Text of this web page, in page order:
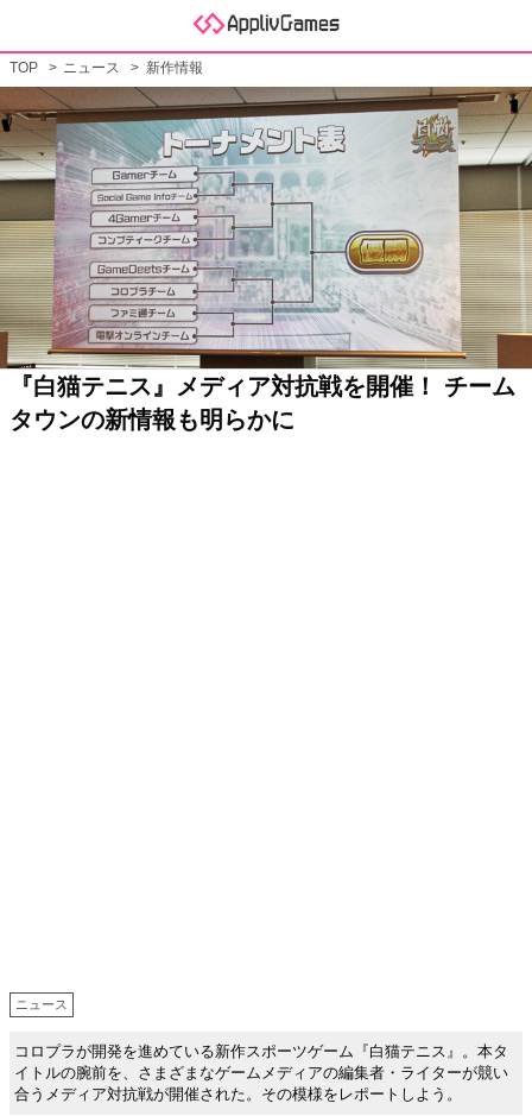
TOP ニュース 新作情報
『白猫テニス』メディア対抗戦を開催！ チーム
タウンの新情報も明らかに
ニュース
コロプラが開発を進めている新作スポーツゲーム『白猫テニス』。本タ
イトルの腕前を、さまざまなゲームメディアの編集者・ライターが競い
合うメディア対抗戦が開催された。その模様をレポートしよう。